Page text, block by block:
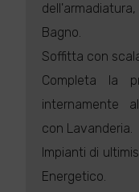
Bagno.
Soffitta con
Completa la
internamente
con Lavanderia.
Impianti di
Energetico.